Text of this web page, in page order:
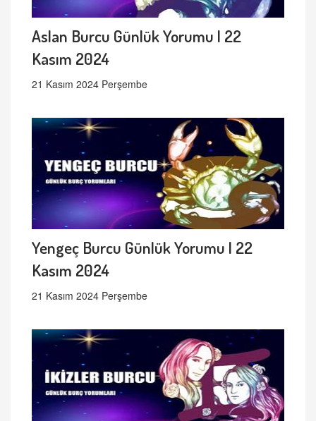
Aslan Burcu Günlük Yorumu | 22
Kasım 2024
21 Kasım 2024 Perşembe
Yengeç Burcu Günlük Yorumu | 22
Kasım 2024
21 Kasım 2024 Perşembe